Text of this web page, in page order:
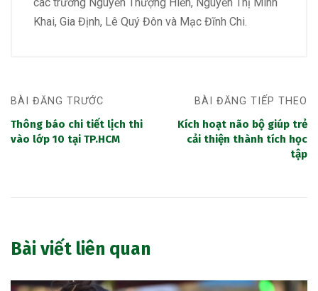
Khai, Gia Định, Lê Quý Đôn và Mạc Đĩnh Chi.
BÀI ĐĂNG TRƯỚC
Thông báo chi tiết lịch thi
vào lớp 10 tại TP.HCM
BÀI ĐĂNG TIẾP THEO
Kích hoạt não bộ giúp trẻ
cải thiện thành tích học
tập
Bài viết liên quan